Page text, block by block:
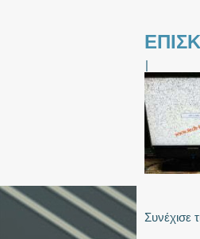
|
Συνέχισε